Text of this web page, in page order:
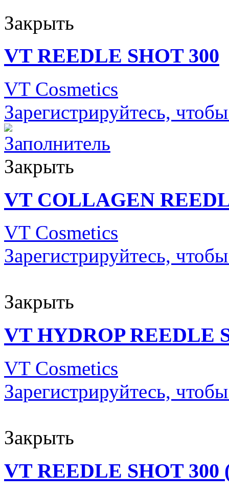
Закрыть
VT REEDLE SHOT 300
VT Cosmetics
Зарегистрируйтесь,
Закрыть
VT COLLAGEN
VT Cosmetics
Зарегистрируйтесь,
Закрыть
VT HYDROP REEDLE
VT Cosmetics
Зарегистрируйтесь,
Закрыть
VT REEDLE SHOT 300